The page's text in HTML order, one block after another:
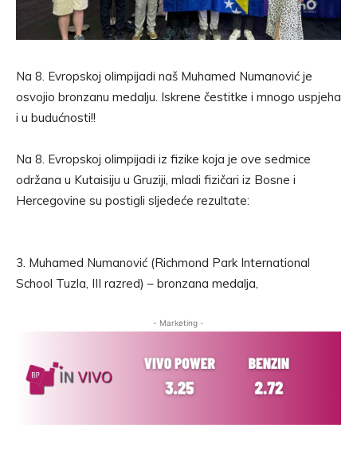
Na 8. Evropskoj olimpijadi naš Muhamed Numanović je
osvojio bronzanu medalju. Iskrene čestitke i mnogo uspjeha
i u budućnosti!!
Na 8. Evropskoj olimpijadi iz fizike koja je ove sedmice
održana u Kutaisiju u Gruziji, mladi fizičari iz Bosne i
Hercegovine su postigli sljedeće rezultate:
3. Muhamed Numanović (Richmond Park International
School Tuzla, III razred) – bronzana medalja,
- Marketing -